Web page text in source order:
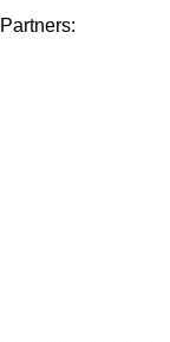
Partners: